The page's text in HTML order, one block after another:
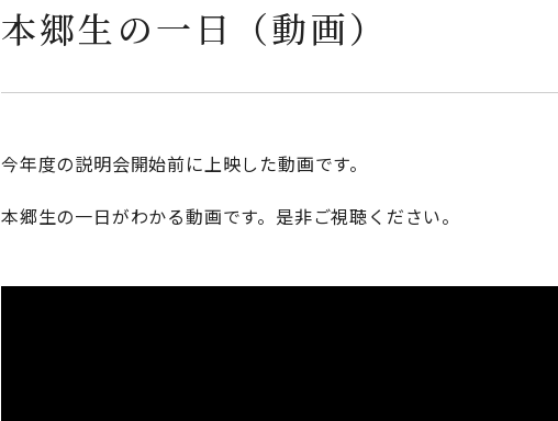
本郷生の一日（動画）
今年度の説明会開始前に上映した動画です。
本郷生の一日がわかる動画です。是非ご視聴ください。